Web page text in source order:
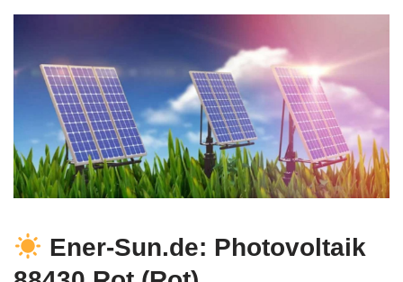
Ener-Sun.de: Photovoltaik